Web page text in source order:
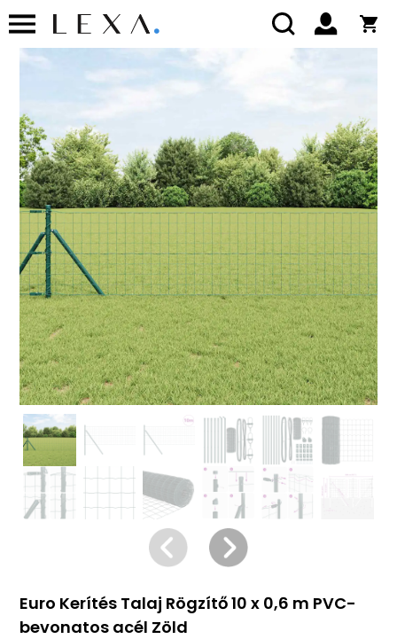
Euro Kerítés Talaj Rögzítő 10 x 0,6 m PVC-
bevonatos acél Zöld